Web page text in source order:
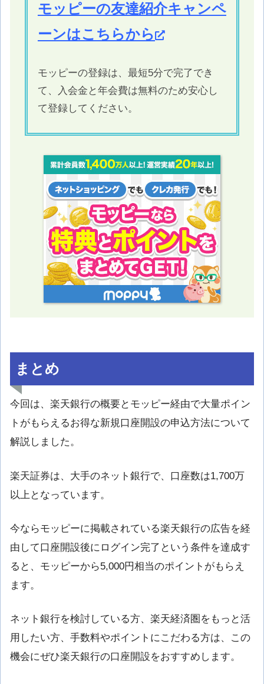
モッピーの友達紹介キャンペ
ーンはこちらから
モッピーの登録は、最短5分で完了でき
て、入会金と年会費は無料のため安心し
て登録してください。
まとめ
今回は、楽天銀行の概要とモッピー経由で大量ポイン
トがもらえるお得な新規口座開設の申込方法について
解説しました。
楽天証券は、大手のネット銀行で、口座数は1,700万
以上となっています。
今ならモッピーに掲載されている楽天銀行の広告を経
由して口座開設後にログイン完了という条件を達成す
ると、モッピーから5,000円相当のポイントがもらえ
ます。
ネット銀行を検討している方、楽天経済圏をもっと活
用したい方、手数料やポイントにこだわる方は、この
機会にぜひ楽天銀行の口座開設をおすすめします。